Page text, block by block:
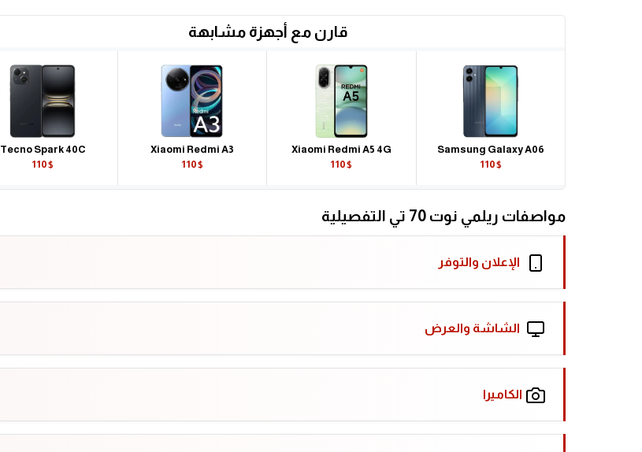
قارن مع أجهزة مشابهة
Samsung Galaxy A06
110$
Xiaomi Redmi A5 4G
110$
Xiaomi Redmi A3
110$
Tecno Spark 40C
110$
مواصفات ريلمي نوت 70 تي التفصيلية
الإعلان والتوفر
الشاشة والعرض
الكاميرا